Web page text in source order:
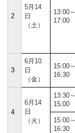
2
5月14
日
（土）
13:00～
17:00
3
6月10
日
（金）
15:00～
16:30
4
6月14
日
（火）
13:30～
15:00
15:00～
16:30